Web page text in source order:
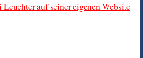
auf seiner eigenen Website